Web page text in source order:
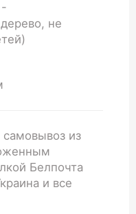
не
из
Белпочта
и все